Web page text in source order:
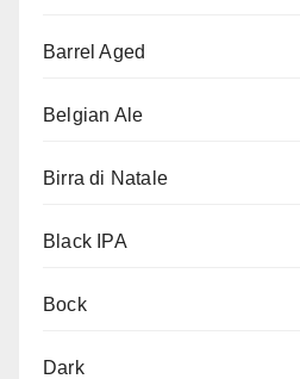
Barrel Aged
Belgian Ale
Birra di Natale
Black IPA
Bock
Dark